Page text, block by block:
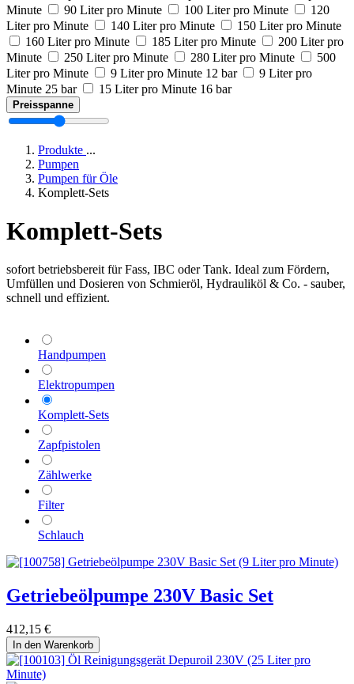
Minute
90 Liter pro Minute 100 Liter pro Minute
120
Liter pro Minute
140 Liter pro Minute
150 Liter pro Minute
160 Liter pro Minute
185 Liter pro Minute
200 Liter pro
Minute
250 Liter pro Minute 280 Liter pro Minute
500
Liter pro Minute
9 Liter pro Minute 12 bar
9 Liter pro
Minute 25 bar
15 Liter pro Minute 16 bar
Preisspanne
Produkte ...
Pumpen
Pumpen für Öle
Komplett-Sets
Komplett-Sets
sofort betriebsbereit für Fass, IBC oder Tank. Ideal zum Fördern,
Umfüllen und Dosieren von Schmieröl, Hydrauliköl & Co. - sauber,
schnell und effizient.
Handpumpen
Elektropumpen
Komplett-Sets
Zapfpistolen
Zählwerke
Filter
Schlauch
Getriebeölpumpe 230V Basic Set
412,15 €
In den Warenkorb